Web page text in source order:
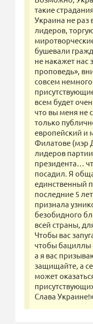
такие
Украина не раз
лидеров,
бушевали
не накажет нас
проповедь»,
совсем
всем будет
что вы меня не
только
европейский и
Филатове (мэр
лидеров
президента…
посадил. Я
единственный
последние 5
признала
безобидного
всей страны,
Чтобы вас
чтобы бациллы
а я вас
защищайте, а
может
Слава